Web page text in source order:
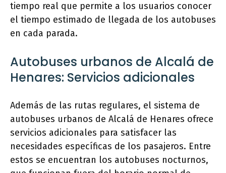
tiempo real que permite a los usuarios conocer
el tiempo estimado de llegada de los autobuses
en cada parada.
Autobuses urbanos de Alcalá de
Henares: Servicios adicionales
Además de las rutas regulares, el sistema de
autobuses urbanos de Alcalá de Henares ofrece
servicios adicionales para satisfacer las
necesidades específicas de los pasajeros. Entre
estos se encuentran los autobuses nocturnos,